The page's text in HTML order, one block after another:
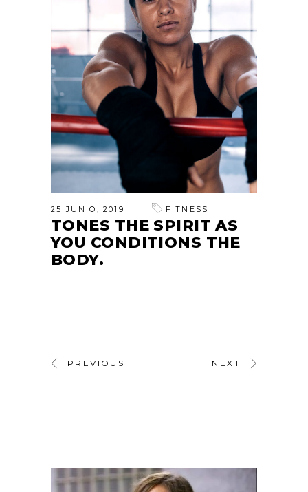
25 JUNIO, 2019 FITNESS
TONES THE SPIRIT AS
YOU CONDITIONS THE
BODY.
PREVIOUS NEXT